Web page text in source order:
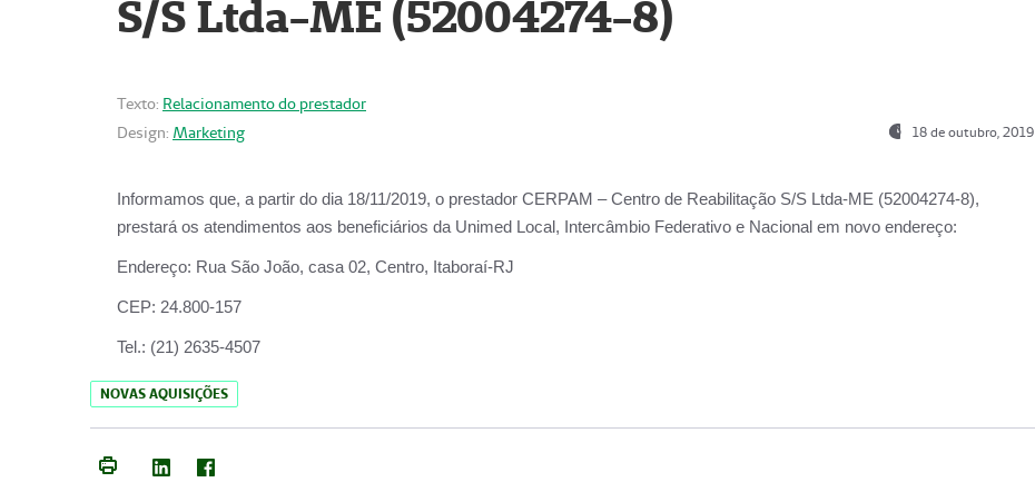
S/S Ltda-ME (52004274-8)
Texto: Relacionamento do prestador
Design: Marketing 18 de outubro, 2019
Informamos que, a partir do dia 18/11/2019, o prestador CERPAM – Centro de Reabilitação S/S Ltda-ME (52004274-8),
prestará os atendimentos aos beneficiários da Unimed Local, Intercâmbio Federativo e Nacional em novo endereço:
Endereço: Rua São João, casa 02, Centro, Itaboraí-RJ
CEP: 24.800-157
Tel.: (21) 2635-4507
NOVAS AQUISIÇÕES